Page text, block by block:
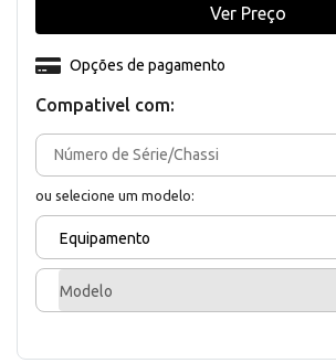
Compativel com:
ou selecione um modelo:
Equipamento
Modelo
Opções de pagamento
Ver Preço